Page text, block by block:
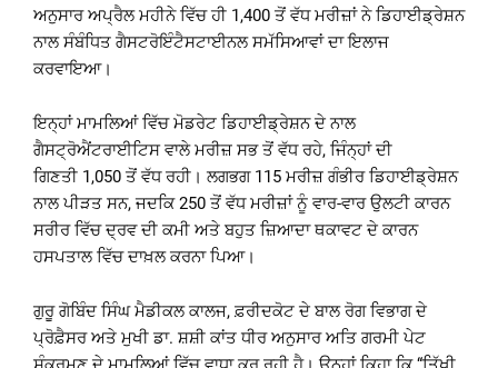
ਅਨੁਸਾਰ ਅਪ੍ਰੈਲ ਮਹੀਨੇ ਵਿੱਚ ਹੀ 1,400 ਤੋਂ ਵੱਧ ਮਰੀਜ਼ਾਂ ਨੇ ਡਿਹਾਈਡ੍ਰੇਸ਼ਨ
ਨਾਲ ਸੰਬੰਧਿਤ ਗੈਸਟਰੋਇੰਟੈਸਟਾਈਨਲ ਸਮੱਸਿਆਵਾਂ ਦਾ ਇਲਾਜ
ਕਰਵਾਇਆ।
ਇਨ੍ਹਾਂ ਮਾਮਲਿਆਂ ਵਿੱਚ ਮੋਡਰੇਟ ਡਿਹਾਈਡ੍ਰੇਸ਼ਨ ਦੇ ਨਾਲ
ਗੈਸਟ੍ਰੋਐਂਟਰਾਈਟਿਸ ਵਾਲੇ ਮਰੀਜ਼ ਸਭ ਤੋਂ ਵੱਧ ਰਹੇ, ਜਿੰਨ੍ਹਾਂ ਦੀ
ਗਿਣਤੀ 1,050 ਤੋਂ ਵੱਧ ਰਹੀ। ਲਗਭਗ 115 ਮਰੀਜ਼ ਗੰਭੀਰ ਡਿਹਾਈਡ੍ਰੇਸ਼ਨ
ਨਾਲ ਪੀੜਤ ਸਨ, ਜਦਕਿ 250 ਤੋਂ ਵੱਧ ਮਰੀਜ਼ਾਂ ਨੂੰ ਵਾਰ-ਵਾਰ ਉਲਟੀ ਕਾਰਨ
ਸਰੀਰ ਵਿੱਚ ਦ੍ਰਵ ਦੀ ਕਮੀ ਅਤੇ ਬਹੁਤ ਜ਼ਿਆਦਾ ਥਕਾਵਟ ਦੇ ਕਾਰਨ
ਹਸਪਤਾਲ ਵਿੱਚ ਦਾਖ਼ਲ ਕਰਨਾ ਪਿਆ।
ਗੁਰੂ ਗੋਬਿੰਦ ਸਿੰਘ ਮੈਡੀਕਲ ਕਾਲਜ, ਫ਼ਰੀਦਕੋਟ ਦੇ ਬਾਲ ਰੋਗ ਵਿਭਾਗ ਦੇ
ਪ੍ਰੋਫ਼ੈਸਰ ਅਤੇ ਮੁਖੀ ਡਾ. ਸ਼ਸ਼ੀ ਕਾਂਤ ਧੀਰ ਅਨੁਸਾਰ ਅਤਿ ਗਰਮੀ ਪੇਟ